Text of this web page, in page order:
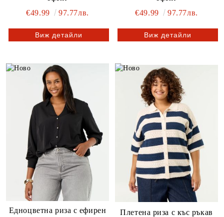
€49.99
97.77лв.
Виж детайли
€49.99
97.77лв.
Виж детайли
Едноцветна риза с ефирен
Плетена риза с къс ръкав